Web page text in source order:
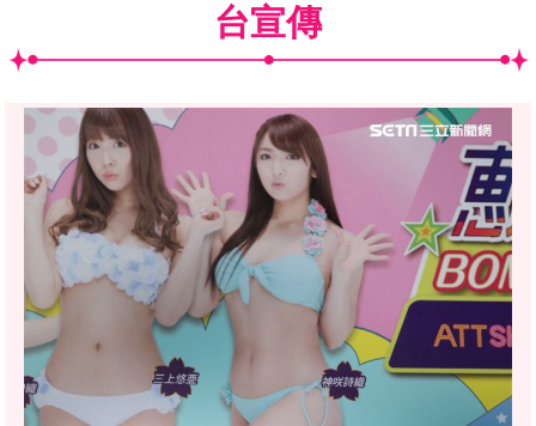
台宣傳